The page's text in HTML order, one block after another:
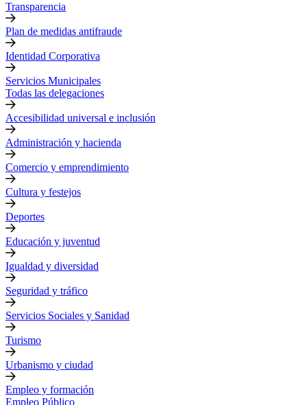
Transparencia
Plan de medidas antifraude
Identidad Corporativa
Servicios Municipales
Todas las delegaciones
Accesibilidad universal e inclusión
Administración y hacienda
Comercio y emprendimiento
Cultura y festejos
Deportes
Educación y juventud
Igualdad y diversidad
Seguridad y tráfico
Servicios Sociales y Sanidad
Turismo
Urbanismo y ciudad
Empleo y formación
Empleo Público